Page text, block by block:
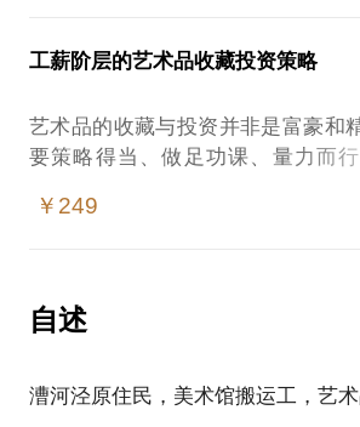
1、疫情对文化艺术行业造成的具体
机会；
3、“后疫情时代”文化艺术行业的发
4、“后疫情时代”艺术品收藏投资的
将兴趣转变为职业，并不是一件轻松
如果你是一名非艺术专业人士，渴
的事业，那么，欢迎我与聊聊。
验，会对你有所帮助和启发。
在这个话题中，我将与你分享：
如何以正确的心态面对艺术行业
工薪阶层的艺术品收藏投资策略
艺术品的收藏与投资并非是富豪和
要策略得当、做足功课、量力而
资。
艺术品收藏投资的渠道和方式。
艺术品市场的泡沫和收藏投资风险。
如何培养健康良好的收藏投资心态。
￥249
自述
漕河泾原住民，美术馆搬运工，艺术